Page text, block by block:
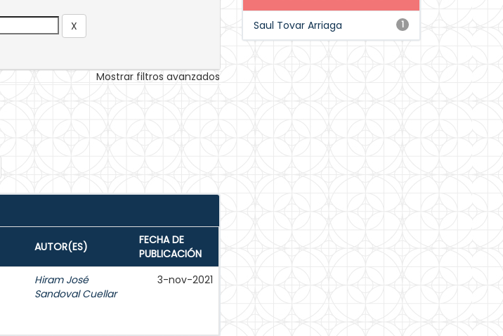
Mostrar filtros avanzados
AUTOR(ES)
FECHA DE
PUBLICACIÓN
Hiram José
Sandoval Cuellar
3-nov-2021
1
Saul Tovar Arriaga